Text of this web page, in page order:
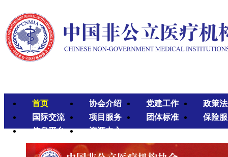
首页 协会介绍 党建工作
政策
国际交流
项目服务 团体标准
保险
信息平台
资源中心